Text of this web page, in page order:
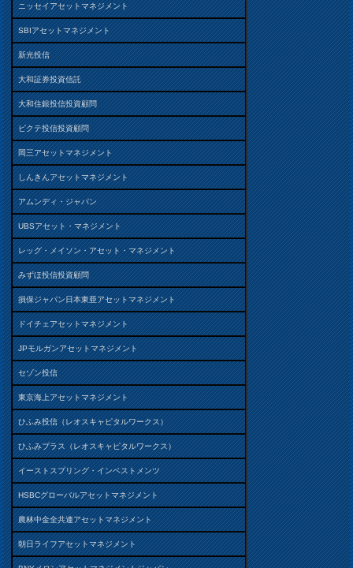
ニッセイアセットマネジメント
SBIアセットマネジメント
新光投信
大和証券投資信託
大和住銀投信投資顧問
ピクテ投信投資顧問
岡三アセットマネジメント
しんきんアセットマネジメント
アムンディ・ジャパン
UBSアセット・マネジメント
レッグ・メイソン・アセット・マネジメント
みずほ投信投資顧問
損保ジャパン日本東亜アセットマネジメント
ドイチェアセットマネジメント
JPモルガンアセットマネジメント
セゾン投信
東京海上アセットマネジメント
ひふみ投信（レオスキャピタルワークス）
ひふみプラス（レオスキャピタルワークス）
イーストスプリング・インベストメンツ
HSBCグローバルアセットマネジメント
農林中金全共連アセットマネジメント
朝日ライフアセットマネジメント